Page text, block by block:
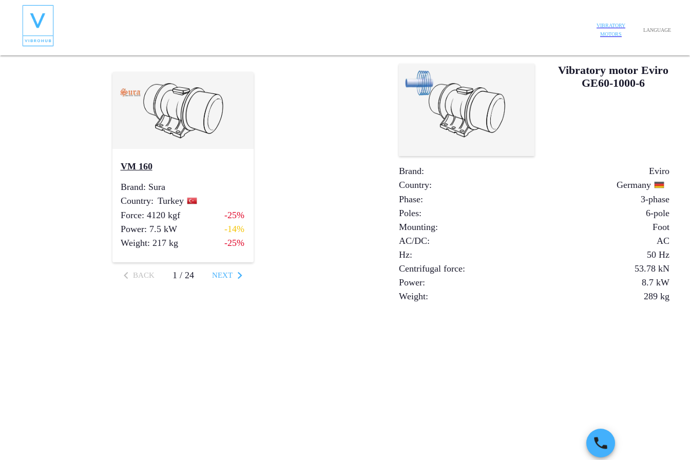
VIBRATORY
MOTORS
LANGUAGE
Vibratory motor Eviro
GE60-1000-6
Brand:
Eviro
Country:
Germany
Phase:
3-phase
Poles:
6-pole
Mounting:
Foot
AC/DC:
AC
Hz:
50 Hz
Centrifugal force: 53.78 kN
Power: 8.7 kW
Weight: 289 kg
VM 160
Brand: Sura
Country: Turkey
Force: 4120 kgf
-25%
Power: 7.5 kW
-14%
Weight: 217 kg -25%
BACK 1 /24 NEXT